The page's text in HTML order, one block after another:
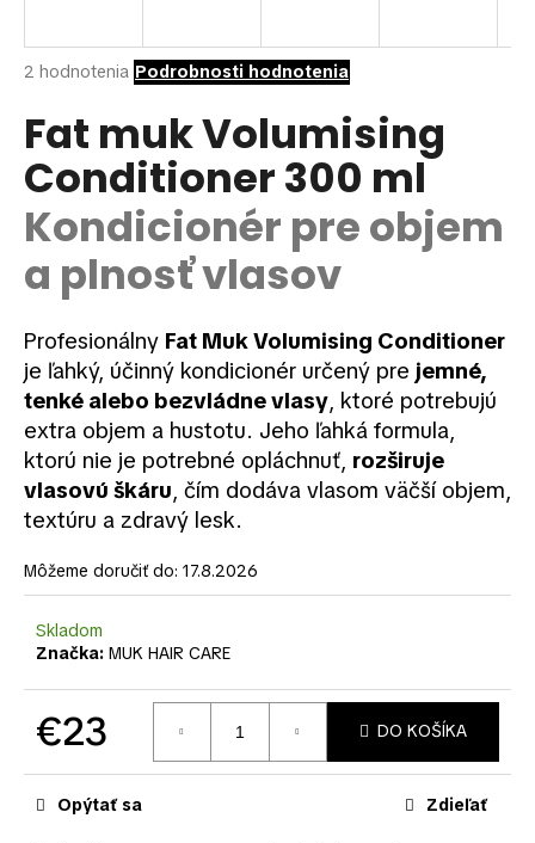
Priemerné
produktu
je
5,0
z
hviezdičiek.
2 hodnotenia Podrobnosti hodnotenia
Fat muk Volumising
Conditioner 300 ml
Kondicionér pre objem
a plnosť vlasov
Profesionálny Fat Muk Volumising Conditioner
je ľahký, účinný kondicionér určený pre jemné,
tenké alebo bezvládne vlasy, ktoré potrebujú
extra objem a hustotu. Jeho ľahká formula,
ktorú nie je potrebné opláchnuť, rozširuje
vlasovú škáru, čím dodáva vlasom väčší objem,
textúru a zdravý lesk.
Môžeme doručiť do: 17.8.2026
Skladom
Značka: MUK HAIR CARE
€23 DO KOŠÍKA
Opýtať sa Zdieľať
j
ť
?
HĽADAŤ
O
d
p
o
r
ú
č
a
m
e